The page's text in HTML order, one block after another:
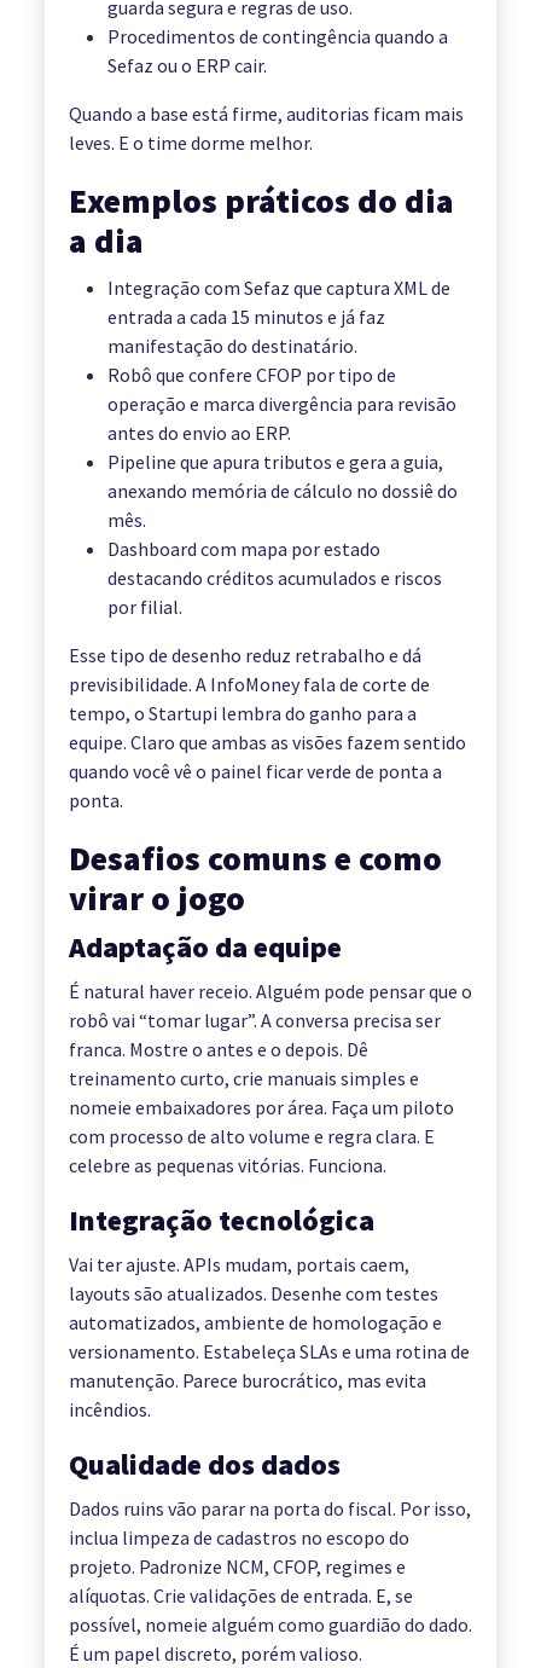
guarda segura e regras de uso.
Procedimentos de contingência quando a
Sefaz ou o ERP cair.
Quando a base está firme, auditorias ficam mais
leves. E o time dorme melhor.
Exemplos práticos do dia
a dia
Integração com Sefaz que captura XML de
entrada a cada 15 minutos e já faz
manifestação do destinatário.
Robô que confere CFOP por tipo de
operação e marca divergência para revisão
antes do envio ao ERP.
Pipeline que apura tributos e gera a guia,
anexando memória de cálculo no dossiê do
mês.
Dashboard com mapa por estado
destacando créditos acumulados e riscos
por filial.
Esse tipo de desenho reduz retrabalho e dá
previsibilidade. A InfoMoney fala de corte de
tempo, o Startupi lembra do ganho para a
equipe. Claro que ambas as visões fazem sentido
quando você vê o painel ficar verde de ponta a
ponta.
Desafios comuns e como
virar o jogo
Adaptação da equipe
É natural haver receio. Alguém pode pensar que o
robô vai “tomar lugar”. A conversa precisa ser
franca. Mostre o antes e o depois. Dê
treinamento curto, crie manuais simples e
nomeie embaixadores por área. Faça um piloto
com processo de alto volume e regra clara. E
celebre as pequenas vitórias. Funciona.
Integração tecnológica
Vai ter ajuste. APIs mudam, portais caem,
layouts são atualizados. Desenhe com testes
automatizados, ambiente de homologação e
versionamento. Estabeleça SLAs e uma rotina de
manutenção. Parece burocrático, mas evita
incêndios.
Qualidade dos dados
Dados ruins vão parar na porta do fiscal. Por isso,
inclua limpeza de cadastros no escopo do
projeto. Padronize NCM, CFOP, regimes e
alíquotas. Crie validações de entrada. E, se
possível, nomeie alguém como guardião do dado.
É um papel discreto, porém valioso.